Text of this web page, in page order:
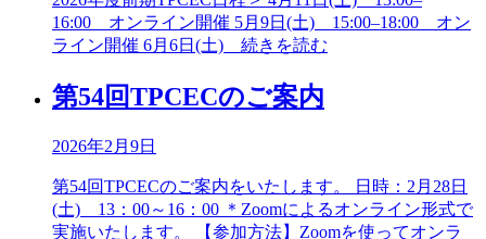
16:00 オンライン開催 5月9日(土) 15:00–18:00 オン
ライン開催 6月6日(土) 続きを読む
第54回TPCECのご案内
2026年2月9日
第54回TPCECのご案内をいたします。 日時：2月28日
(土) 13：00～16：00 ＊Zoomによるオンライン形式で
実施いたします。 【参加方法】Zoomを使ってオンラ